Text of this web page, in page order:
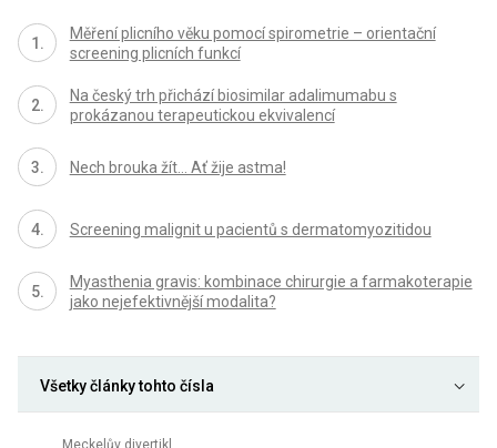
Měření plicního věku pomocí spirometrie – orientační
screening plicních funkcí
Na český trh přichází biosimilar adalimumabu s
prokázanou terapeutickou ekvivalencí
Nech brouka žít… Ať žije astma!
Screening malignit u pacientů s dermatomyozitidou
Myasthenia gravis: kombinace chirurgie a farmakoterapie
jako nejefektivnější modalita?
Všetky články tohto čísla